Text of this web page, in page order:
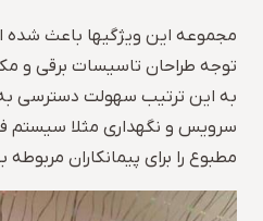
مجموعه این ویژگیها باعث شده
توجه طراحان تاسیسات برقی و
به این ترتیب سهولت دسترسی
سرویس و نگهداری مثلا سیستم
مطبوع را برای پیمانکاران